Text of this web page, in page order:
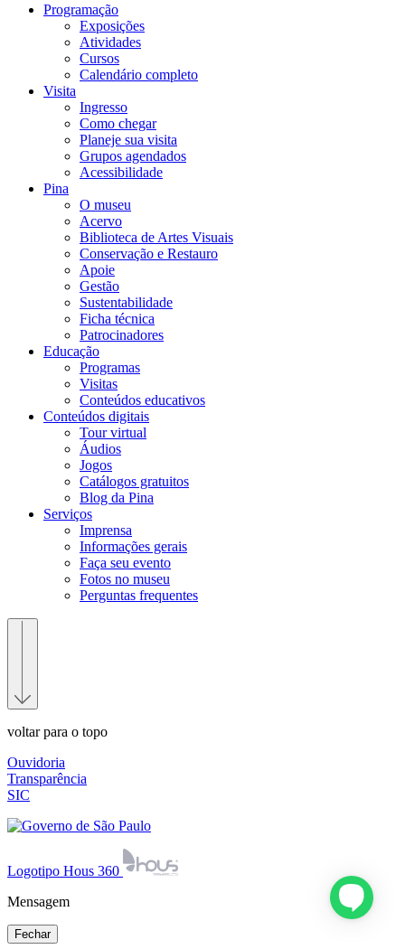
Programação
Exposições
Atividades
Cursos
Calendário completo
Visita
Ingresso
Como chegar
Planeje sua visita
Grupos agendados
Acessibilidade
Pina
O museu
Acervo
Biblioteca de Artes Visuais
Conservação e Restauro
Apoie
Gestão
Sustentabilidade
Ficha técnica
Patrocinadores
Educação
Programas
Visitas
Conteúdos educativos​
Conteúdos digitais
Tour virtual
Áudios
Jogos
Catálogos gratuitos
Blog da Pina
Serviços
Imprensa
Informações gerais
Faça seu evento
Fotos no museu
Perguntas frequentes
voltar para o topo
Ouvidoria
Transparência
SIC
Logotipo Hous 360
Mensagem
Fechar